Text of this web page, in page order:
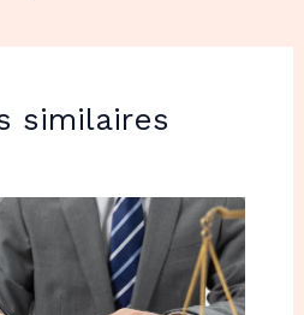
similaires